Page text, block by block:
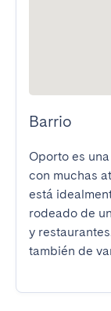
Barrio
Oporto es
con muchas
está
rodeado de
y
también de